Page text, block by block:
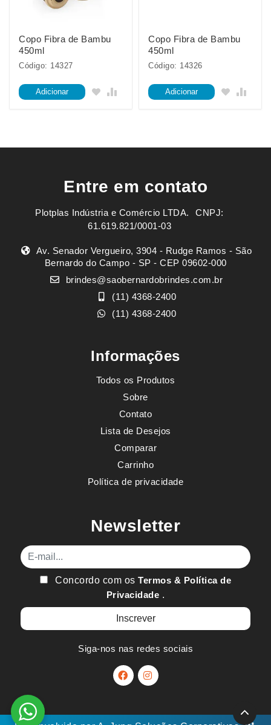
Copo Fibra de Bambu
450ml
Código: 14327
Adicionar
Copo Fibra de Bambu
450ml
Código: 14326
Adicionar
Entre em contato
Plotplas Indústria e Comércio LTDA. ㅤㅤㅤ CNPJ:
61.619.821/0001-03
Av. Senador Vergueiro, 3904 - Rudge Ramos - São
Bernardo do Campo - SP - CEP 09602-000
brindes@saobernardobrindes.com.br
(11) 4368-2400
(11) 4368-2400
Informações
Todos os Produtos
Sobre
Contato
Lista de Desejos
Comparar
Carrinho
Política de privacidade
Newsletter
E-mail
Concordo com osTermos & Política de
Privacidade .
Siga-nos nas redes sociais